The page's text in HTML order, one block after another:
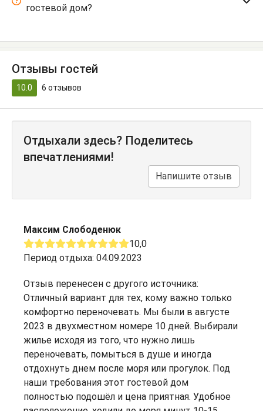
гостевой дом?
Отзывы гостей
10.0 6 отзывов
Отдыхали здесь? Поделитесь
впечатлениями!
Напишите отзыв
Максим Слободенюк
10,0
Период отдыха: 04.09.2023
Отзыв перенесен с другого источника:
Отличный вариант для тех, кому важно только
комфортно переночевать. Мы были в августе
2023 в двухместном номере 10 дней. Выбирали
жилье исходя из того, что нужно лишь
переночевать, помыться в душе и иногда
отдохнуть днем после моря или прогулок. Под
наши требования этот гостевой дом
полностью подошёл и цена приятная. Удобное